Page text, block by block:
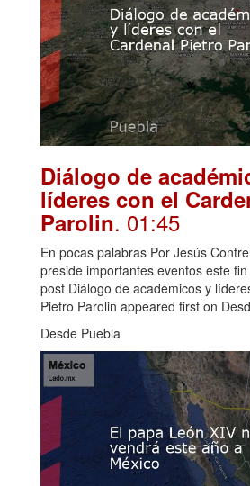
Diálogo de
líderes con el
Parolin. 01:45
En pocas palabras Por Jesús
preside importantes eventos este
post Diálogo de académicos y
Pietro Parolin appeared first on
Desde Puebla